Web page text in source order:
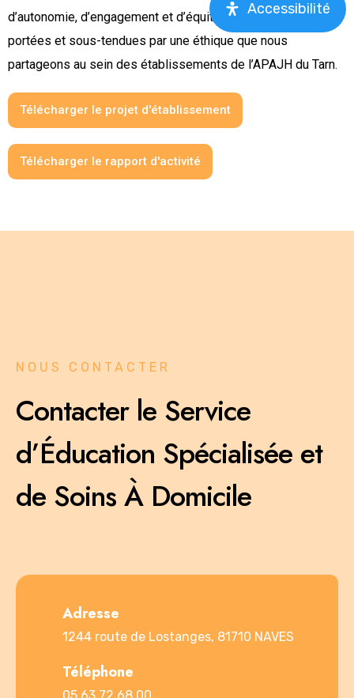
d’autonomie, d’engagement et d’équité. Ces valeurs sont
portées et sous-tendues par une éthique que nous
partageons au sein des établissements de l’APAJH du Tarn.
Télécharger le projet d'établissement
Télécharger le rapport d'activité
NOUS CONTACTER
Contacter le Service
d’Éducation Spécialisée et
de Soins À Domicile
Adresse
1244 route de Lostanges, 81710 NAVES
Téléphone
Accessibilité